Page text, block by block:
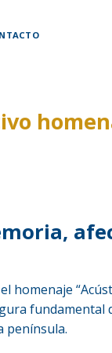
homenaje
fundamental
península.